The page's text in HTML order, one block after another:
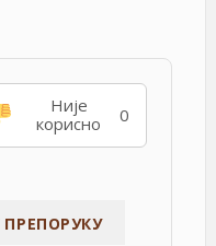
Није
корисно
0